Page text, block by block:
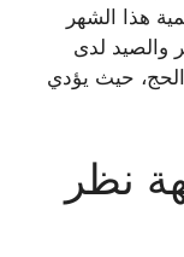
هذا الشهر
والصيد لدى
حيث يؤدي
نظر